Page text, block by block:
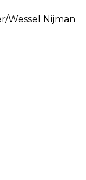
Wessel Nijman